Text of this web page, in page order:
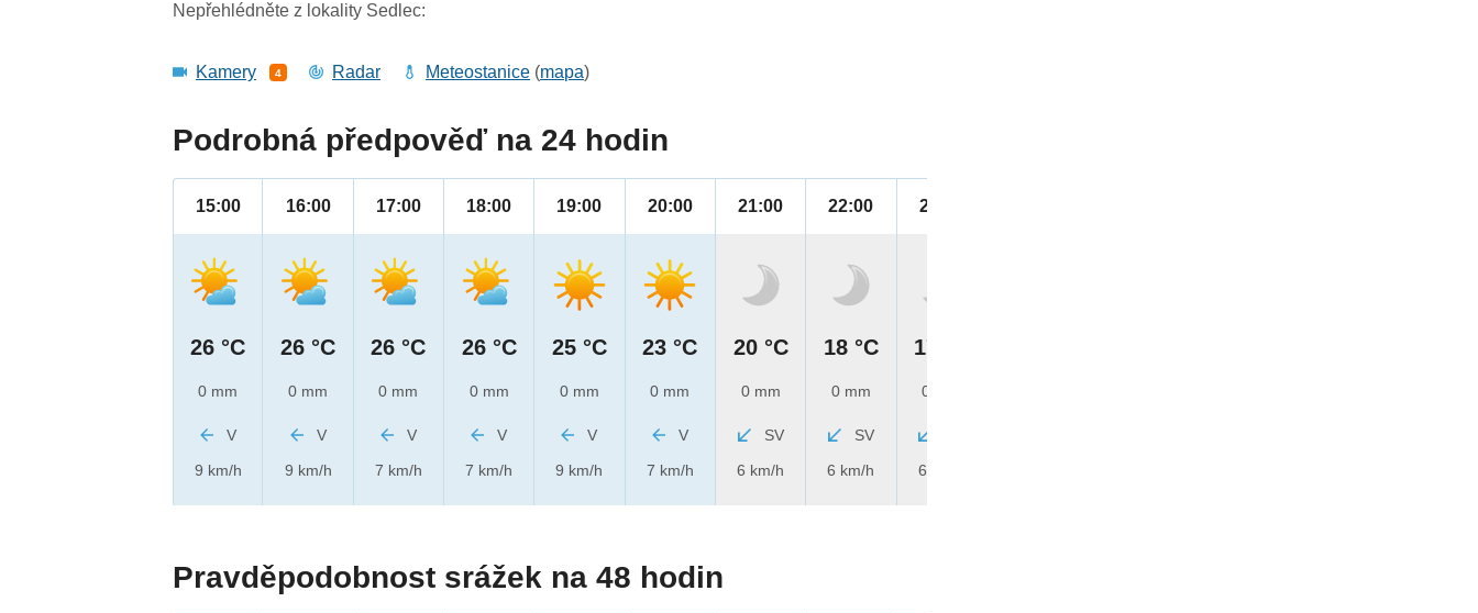
Nepřehlédněte z lokality Sedlec:
Kamery 4 Radar Meteostanice (mapa)
Podrobná předpověď na 24 hodin
15:00
26 °C
0 mm
V
9 km/h
16:00
26 °C
0 mm
V
9 km/h
17:00
26 °C
0 mm
V
7 km/h
18:00
26 °C
0 mm
V
7 km/h
19:00
25 °C
0 mm
V
9 km/h
20:00
23 °C
0 mm
V
7 km/h
21:00
20 °C
0 mm
SV
6 km/h
22:00
18 °C
0 mm
SV
6 km/h
23:00
17 °C
0 mm
6 km/h
Pravděpodobnost srážek na 48 hodin